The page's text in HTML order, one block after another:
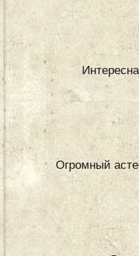
Огромный